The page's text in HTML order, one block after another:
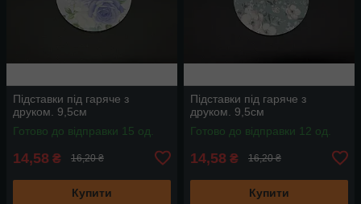
Підставки під гаряче з
друком. 9,5см
Готово до відправки 15 од.
14,58 ₴ 16,20 ₴
Купити
Підставки під гаряче з
друком. 9,5см
Готово до відправки 12 од.
14,58 ₴ 16,20 ₴
Купити